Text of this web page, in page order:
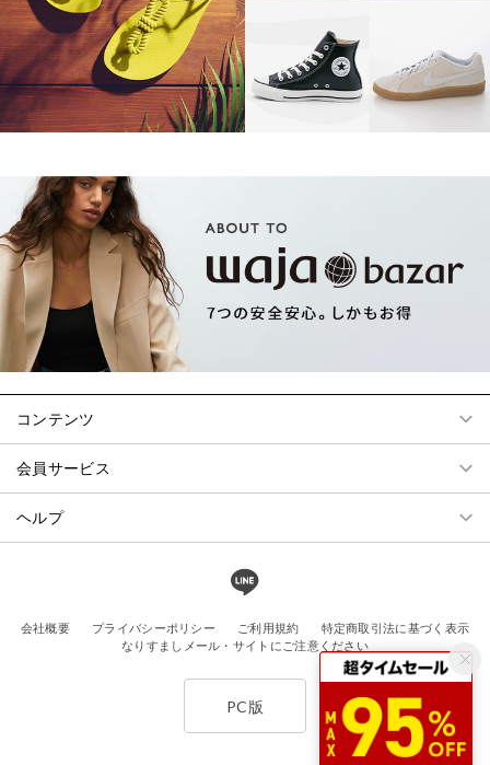
コンテンツ
会員サービス
ヘルプ
会社概要 プライバシーポリシー ご利用規約
特定商取引法に基づく表示
なりすましメール・サイトにご注意ください
PC版